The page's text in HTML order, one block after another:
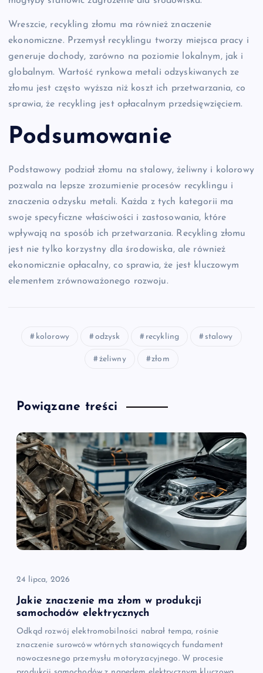
Wreszcie, recykling złomu ma również znaczenie
ekonomiczne. Przemysł recyklingu tworzy miejsca pracy i
generuje dochody, zarówno na poziomie lokalnym, jak i
globalnym. Wartość rynkowa metali odzyskiwanych ze
złomu jest często wyższa niż koszt ich przetwarzania, co
sprawia, że recykling jest opłacalnym przedsięwzięciem.
Podsumowanie
Podstawowy podział złomu na stalowy, żeliwny i kolorowy
pozwala na lepsze zrozumienie procesów recyklingu i
znaczenia odzysku metali. Każda z tych kategorii ma
swoje specyficzne właściwości i zastosowania, które
wpływają na sposób ich przetwarzania. Recykling złomu
jest nie tylko korzystny dla środowiska, ale również
ekonomicznie opłacalny, co sprawia, że jest kluczowym
elementem zrównoważonego rozwoju.
kolorowy odzysk recykling stalowy
żeliwny złom
Powiązane treści
24 lipca, 2026
Jakie znaczenie ma złom w produkcji
samochodów elektrycznych
Odkąd rozwój elektromobilności nabrał tempa, rośnie
znaczenie surowców wtórnych stanowiących fundament
nowoczesnego przemysłu motoryzacyjnego. W procesie